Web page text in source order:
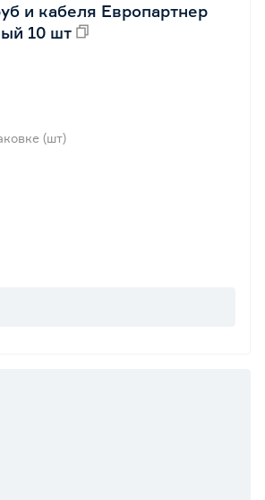
и кабеля Европартнер
10 шт
(шт)